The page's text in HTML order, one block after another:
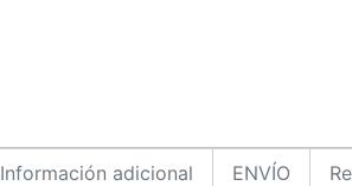
Información adicional ENVÍO